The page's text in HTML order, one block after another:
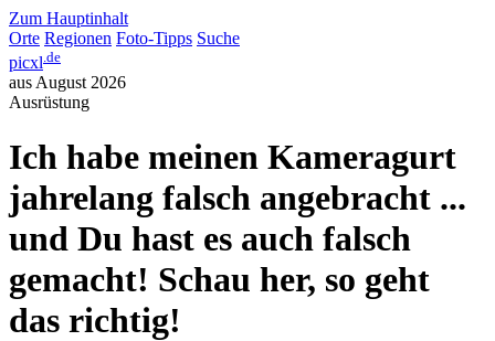
Zum Hauptinhalt
Orte Regionen Foto-Tipps Suche
picxl.de
aus August 2026
Ausrüstung
Ich habe meinen Kameragurt
jahrelang falsch angebracht ...
und Du hast es auch falsch
gemacht! Schau her, so geht
das richtig!